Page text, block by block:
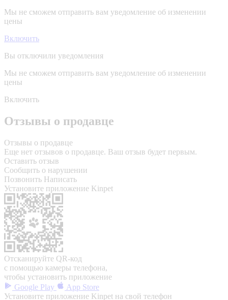
Мы не сможем отправить вам уведомление об изменении
цены
Включить
Вы отключили уведомления
Мы не сможем отправить вам уведомление об изменении
цены
Включить
Отзывы о продавце
Отзывы о продавце
Еще нет отзывов о продавце. Ваш отзыв будет первым.
Оставить отзыв
Сообщить о нарушении
Позвонить Написать
Установите приложение Kinpet
Отсканируйте QR-код
с помощью камеры телефона,
чтобы установить приложение
Google Play
App Store
Установите приложение Kinpet на свой телефон